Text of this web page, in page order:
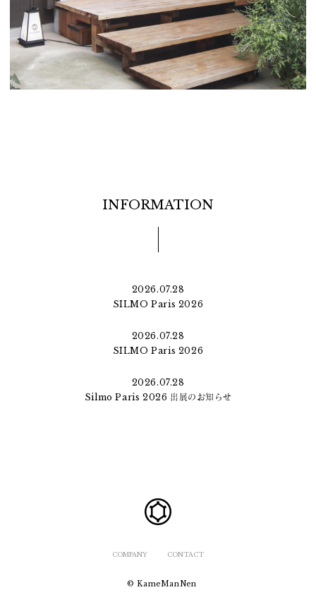
INFORMATION
2026.07.28
SILMO Paris 2026
2026.07.28
SILMO Paris 2026
2026.07.28
Silmo Paris 2026 出展のお知らせ
COMPANY CONTACT
© KameManNen